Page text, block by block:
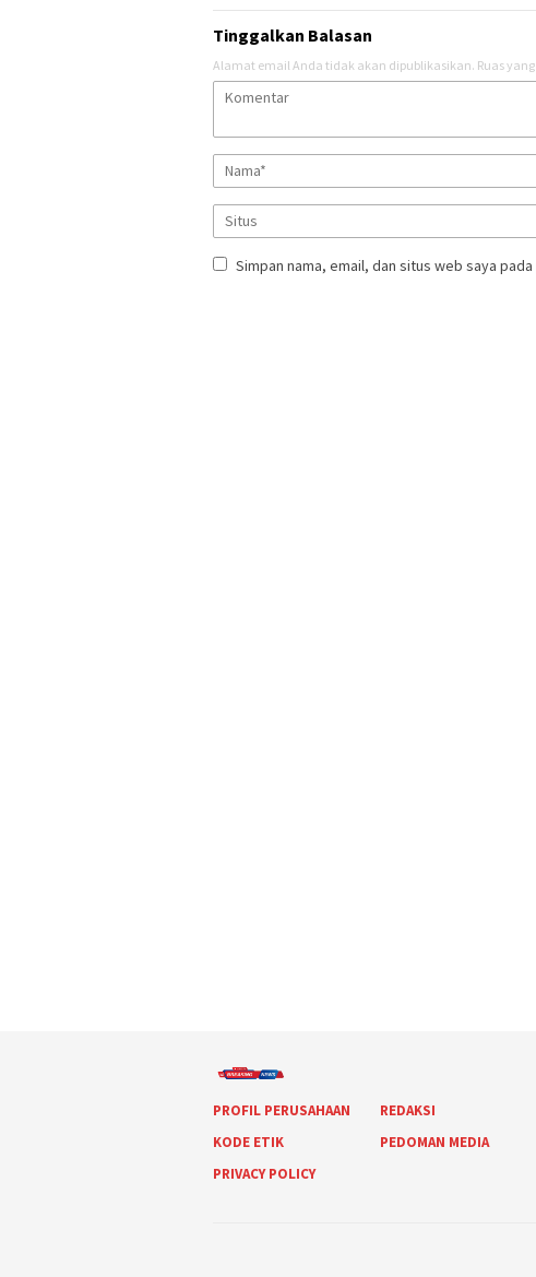
Tinggalkan Balasan
Alamat email Anda tidak akan dipublikasikan. Ruas
Simpan nama, email, dan situs web saya
PROFIL PERUSAHAAN REDAKSI
KODE ETIK
PEDOMAN MEDIA
PRIVACY POLICY